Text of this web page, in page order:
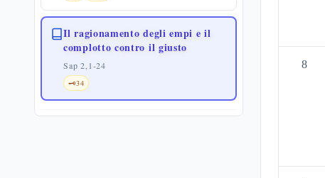
Il ragionamento degli empi e il
complotto contro il giusto
Sap 2,1-24
🗝️34
8